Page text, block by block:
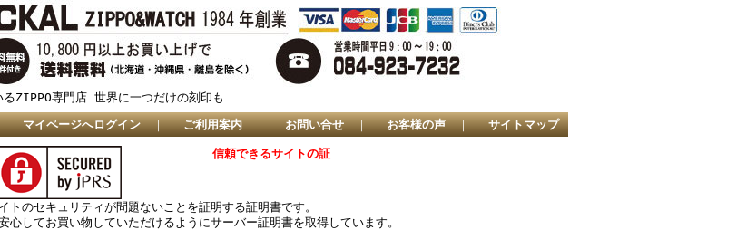
ZIPPO専門店 世界に一つだけの刻印も
マイページへログイン ｜ ご利用案内 ｜ お問い合せ ｜ お客様の声 ｜ サイトマップ
信頼できるサイトの証
トのセキュリティが問題ないことを証明する証明書です。
心してお買い物していただけるようにサーバー証明書を取得しています。